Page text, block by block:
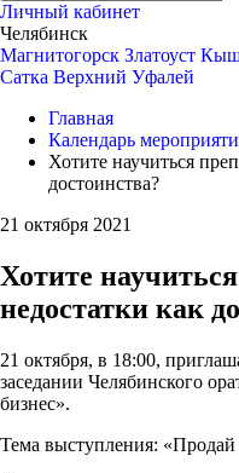
Личный кабинет
Челябинск
Магнитогорск Златоуст
Сатка Верхний Уфалей
Главная
Календарь
Хотите научиться
достоинства?
21 октября 2021
Хотите
недостатки как
21 октября, в 18:00,
заседании Челябинского
бизнес».
Тема выступления: «Продай